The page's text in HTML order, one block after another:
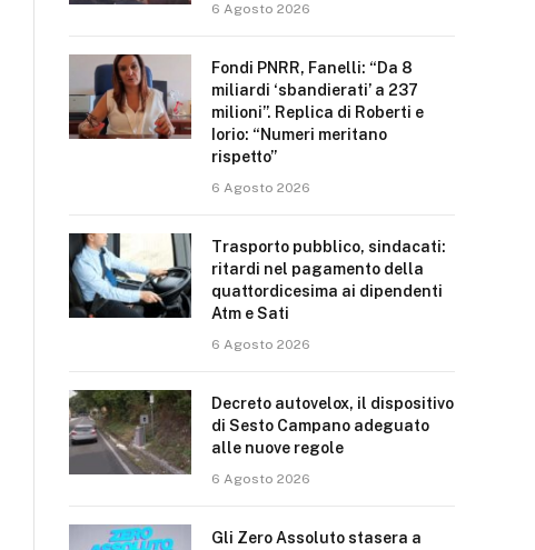
6 Agosto 2026
Fondi PNRR, Fanelli: “Da 8
miliardi ‘sbandierati’ a 237
milioni”. Replica di Roberti e
Iorio: “Numeri meritano
rispetto”
6 Agosto 2026
Trasporto pubblico, sindacati:
ritardi nel pagamento della
quattordicesima ai dipendenti
Atm e Sati
6 Agosto 2026
Decreto autovelox, il dispositivo
di Sesto Campano adeguato
alle nuove regole
6 Agosto 2026
Gli Zero Assoluto stasera a